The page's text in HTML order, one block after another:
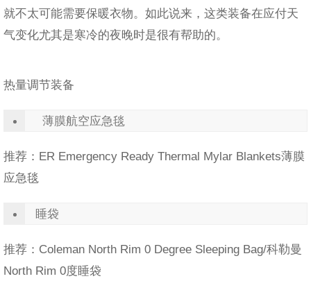
就不太可能需要保暖衣物。如此说来，这类装备在应付天
气变化尤其是寒冷的夜晚时是很有帮助的。
热量调节装备
薄膜航空应急毯
推荐：ER Emergency Ready Thermal Mylar Blankets薄膜
应急毯
睡袋
推荐：Coleman North Rim 0 Degree Sleeping Bag/科勒曼
North Rim 0度睡袋